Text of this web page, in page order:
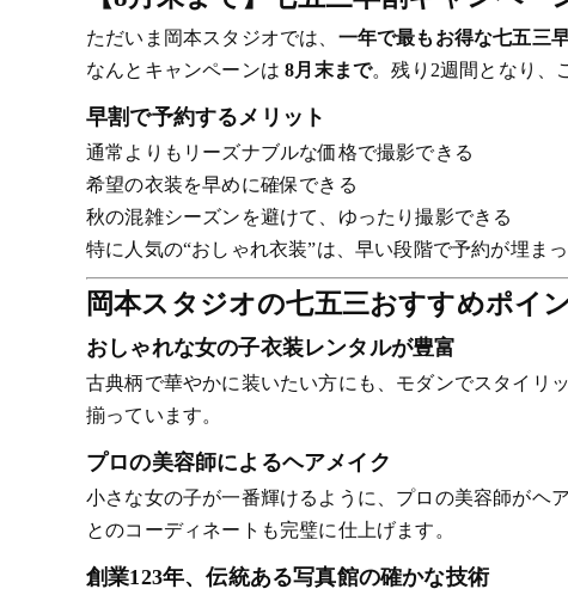
ただいま岡本スタジオでは、 一年で最もお得な七五三
なんとキャンペーンは8月末まで。残り2週間となり、
早割で予約するメリット
通常よりもリーズナブルな価格で撮影できる
希望の衣装を早めに確保できる
秋の混雑シーズンを避けて、ゆったり撮影できる
特に人気の“おしゃれ衣装”は、早い段階で予約が埋ま
岡本スタジオの七五三おすすめポイ
おしゃれな女の子衣装レンタルが豊富
古典柄で華やかに装いたい方にも、モダンでスタイリ
揃っています。
プロの美容師によるヘアメイク
小さな女の子が一番輝けるように、プロの美容師がヘ
とのコーディネートも完璧に仕上げます。
創業123年、伝統ある写真館の確かな技術